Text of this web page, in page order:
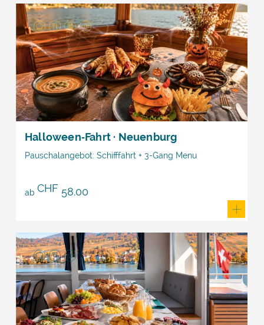
Halloween‑Fahrt · Neuenburg
Pauschalangebot: Schifffahrt + 3-Gang Menu
ab CHF 58.00